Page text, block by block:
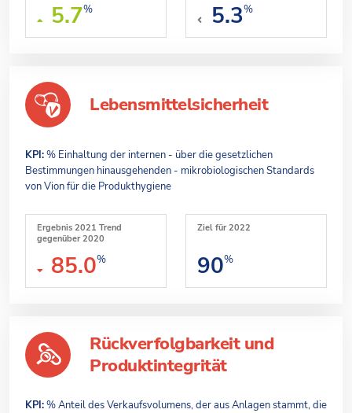
5.7% 5.3%
Lebensmittelsicherheit
KPI:% Einhaltung der internen - über die gesetzlichen
Bestimmungen hinausgehenden - mikrobiologischen Standards
von Vion für die Produkthygiene
Ergebnis 2021 Trend
gegenüber 2020
85.0%
Ziel für 2022
90%
Rückverfolgbarkeit und
Produktintegrität
KPI:% Anteil des Verkaufsvolumens, der aus Anlagen stammt, die